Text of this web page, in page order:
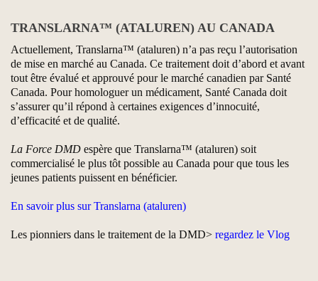
TRANSLARNA™ (ATALUREN) AU CANADA
Actuellement, Translarna™ (ataluren) n’a pas reçu l’autorisation
de mise en marché au Canada. Ce traitement doit d’abord et avant
tout être évalué et approuvé pour le marché canadien par Santé
Canada. Pour homologuer un médicament, Santé Canada doit
s’assurer qu’il répond à certaines exigences d’innocuité,
d’efficacité et de qualité.
La Force DMD espère que Translarna™ (ataluren) soit
commercialisé le plus tôt possible au Canada pour que tous les
jeunes patients puissent en bénéficier.
En savoir plus sur Translarna (ataluren)
Les pionniers dans le traitement de la DMD> regardez le Vlog